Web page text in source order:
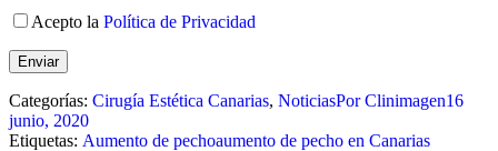
Acepto la Política de Privacidad
Categorías: Cirugía Estética Canarias, NoticiasPorClinimagen16
junio, 2020
Etiquetas: Aumento de pechoaumento de pecho en Canarias